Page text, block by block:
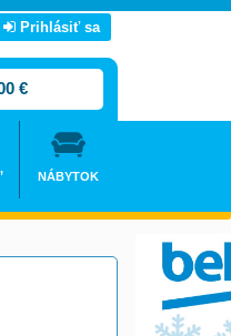
Prihlásiť sa
€
NÁBYTOK